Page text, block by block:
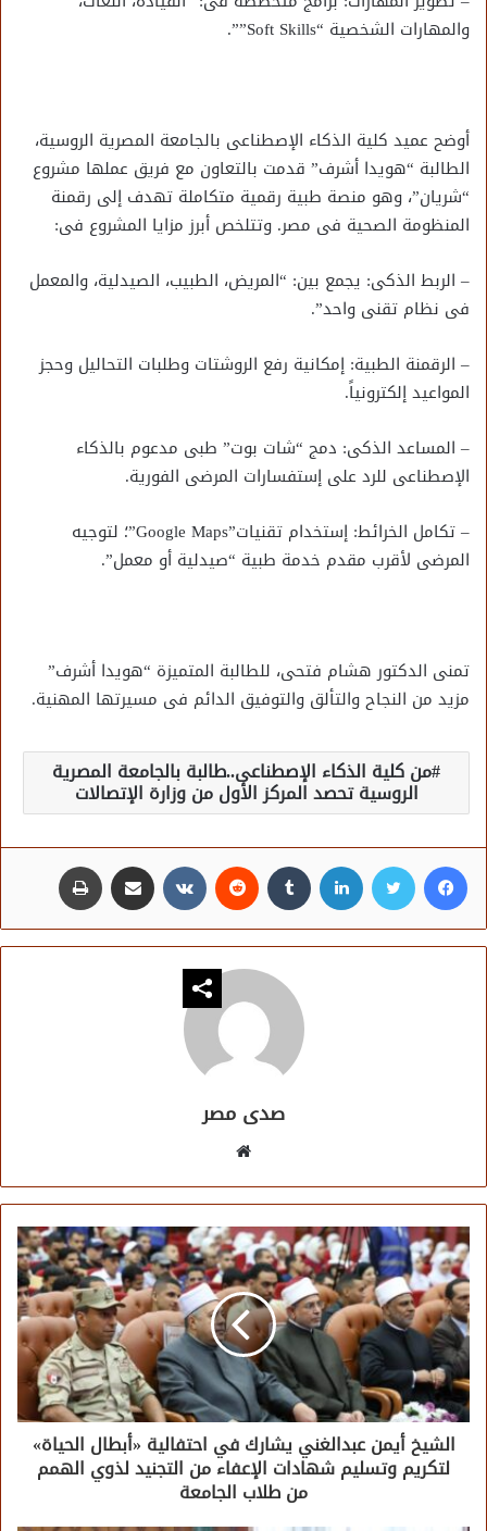
والمهارات الشخصية “Soft Skills””.
أوضح عميد كلية الذكاء الإصطناعى بالجامعة المصرية الروسية،
الطالبة “هويدا أشرف” قدمت بالتعاون مع فريق عملها مشروع
“شريان”، وهو منصة طبية رقمية متكاملة تهدف إلى رقمنة
المنظومة الصحية فى مصر. وتتلخص أبرز مزايا المشروع فى:
– الربط الذكى: يجمع بين: “المريض، الطبيب، الصيدلية، والمعمل
فى نظام تقنى واحد”.
– الرقمنة الطبية: إمكانية رفع الروشتات وطلبات التحاليل وحجز
المواعيد إلكترونياً.
– المساعد الذكى: دمج “شات بوت” طبى مدعوم بالذكاء
الإصطناعى للرد على إستفسارات المرضى الفورية.
– تكامل الخرائط: إستخدام تقنيات”Google Maps”؛ لتوجيه
المرضى لأقرب مقدم خدمة طبية “صيدلية أو معمل”.
تمنى الدكتور هشام فتحى، للطالبة المتميزة “هويدا أشرف”
مزيد من النجاح والتألق والتوفيق الدائم فى مسيرتها المهنية.
من كلية الذكاء الإصطناعى..طالبة بالجامعة المصرية
الروسية تحصد المركز الأول من وزارة الإتصالات
فيسبوك تويتر لينكدإن مشاركة عبر البريد
صدى مصر
الشيخ أيمن عبدالغني يشارك في احتفالية «أبطال الحياة»
لتكريم وتسليم شهادات الإعفاء من التجنيد لذوي الهمم
من طلاب الجامعة